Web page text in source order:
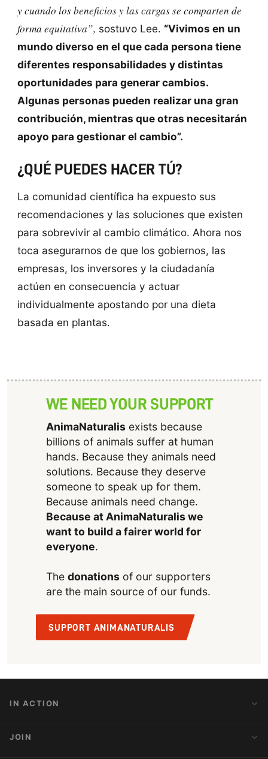
y cuando los beneficios y las cargas se comparten de
forma equitativa”, sostuvo Lee. “Vivimos en un
mundo diverso en el que cada persona tiene
diferentes responsabilidades y distintas
oportunidades para generar cambios.
Algunas personas pueden realizar una gran
contribución, mientras que otras necesitarán
apoyo para gestionar el cambio”.
¿QUÉ PUEDES HACER TÚ?
La comunidad científica ha expuesto sus
recomendaciones y las soluciones que existen
para sobrevivir al cambio climático. Ahora nos
toca asegurarnos de que los gobiernos, las
empresas, los inversores y la ciudadanía
actúen en consecuencia y actuar
individualmente apostando por una dieta
basada en plantas.
WE NEED YOUR SUPPORT
AnimaNaturalisexists because
billions of animals suffer at human
hands. Because they animals need
solutions. Because they deserve
someone to speak up for them.
Because animals need change.
Because at AnimaNaturalis we
want to build a fairer world for
everyone.
The donationsof our supporters
are the main source of our funds.
SUPPORT ANIMANATURALIS
IN ACTION
Action Alerts
JOIN